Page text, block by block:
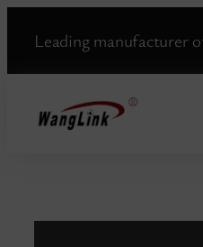
Inhalt
springen
Leading manufacturer